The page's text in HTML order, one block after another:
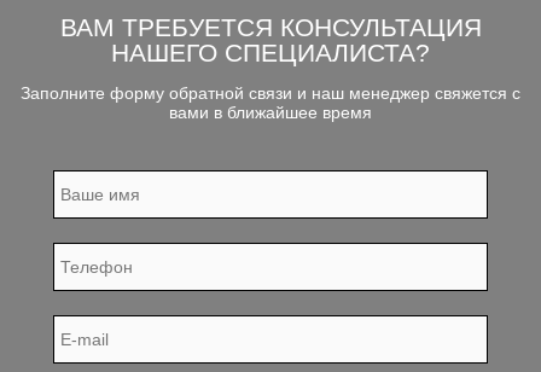
ВАМ ТРЕБУЕТСЯ КОНСУЛЬТАЦИЯ
НАШЕГО СПЕЦИАЛИСТА?
Заполните форму обратной связи и наш менеджер свяжется с
вами в ближайшее время